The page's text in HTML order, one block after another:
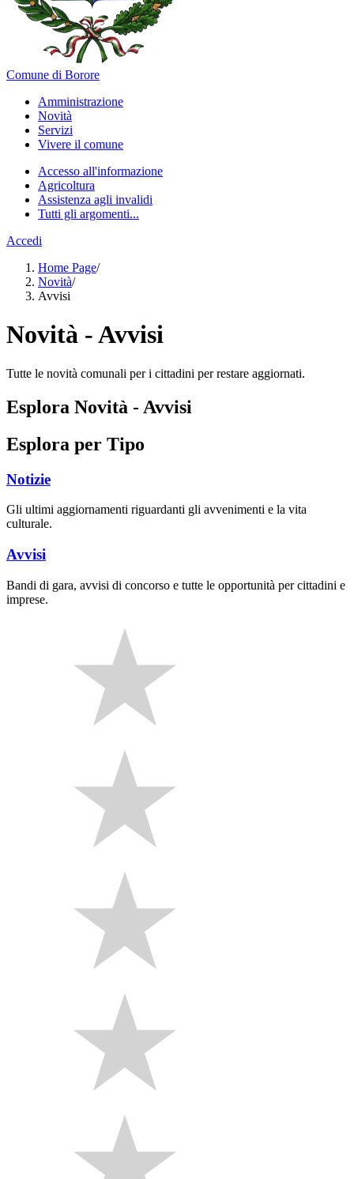
Comune di Borore
Amministrazione
Novità
Servizi
Vivere il comune
Accesso all'informazione
Agricoltura
Assistenza agli invalidi
Tutti gli argomenti...
Accedi
Home Page/
Novità/
Avvisi
Novità - Avvisi
Tutte le novità comunali per i cittadini per restare aggiornati.
Esplora Novità - Avvisi
Esplora per Tipo
Notizie
Gli ultimi aggiornamenti riguardanti gli avvenimenti e la vita
culturale.
Avvisi
Bandi di gara, avvisi di concorso e tutte le opportunità per cittadini e
imprese.